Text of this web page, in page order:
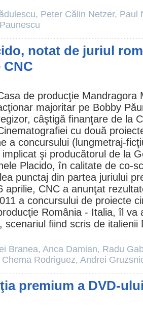
, Peter Călin Netzer, Paul
notat de juriul
de producţie Mandragora
majoritar pe Bobby
câştigă finanţare de la
cu două
a concursului (lungmetraj-
implicat şi producătorul de la
Placido, în calitate de co-
punctaj din partea juriului
aprilie, CNC a anunţat
a concursului de proiecte
România - Italia, îl va
scenariul fiind scris de italienii
Branea, Anca Damian, Radu
Chema Rodriguez, Andrei
premium a DVD-